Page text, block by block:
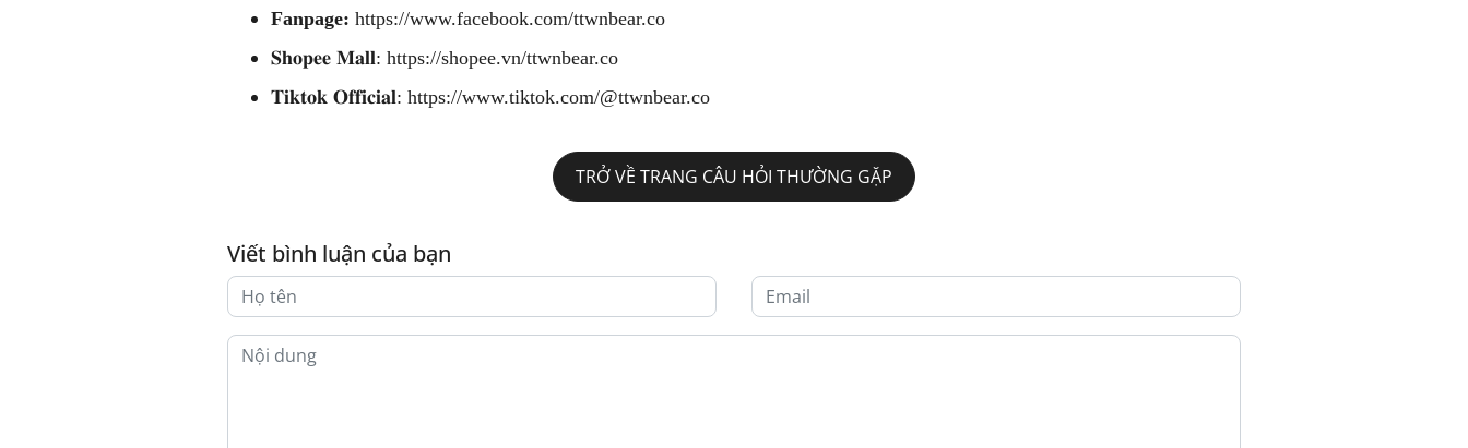
Fanpage: https://www.facebook.com/ttwnbear.co
𝐒𝐡𝐨𝐩𝐞𝐞 𝐌𝐚𝐥𝐥: https://shopee.vn/ttwnbear.co
𝐓𝐢𝐤𝐭𝐨𝐤 𝐎𝐟𝐟𝐢𝐜𝐢𝐚𝐥: https://www.tiktok.com/@ttwnbear.co
TRỞ VỀ TRANG CÂU HỎI THƯỜNG GẶP
Viết bình luận của bạn